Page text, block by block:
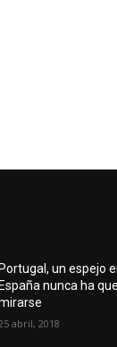
Portugal, un espejo
España nunca ha
abril, 2018